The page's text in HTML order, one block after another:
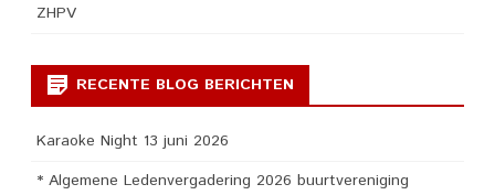
ZHPV
RECENTE BLOG BERICHTEN
Karaoke Night 13 juni 2026
* Algemene Ledenvergadering 2026 buurtvereniging